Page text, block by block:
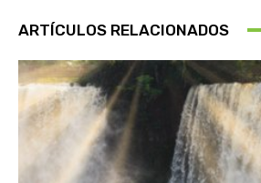
ARTÍCULOS RELACIONADOS